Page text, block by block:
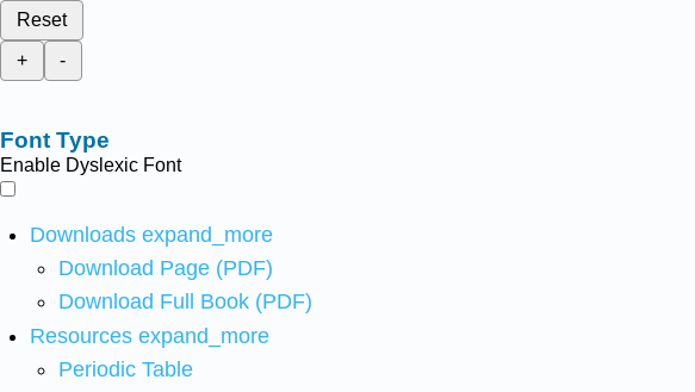
Reset
+
-
Font Type
Enable Dyslexic Font
Downloads expand_more
Download Page (PDF)
Download Full Book (PDF)
Resources expand_more
Periodic Table